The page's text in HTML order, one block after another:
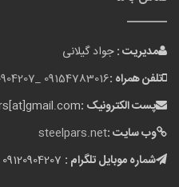
مدیریت :جواد گیلانی
تلفن همراه :09154783016 _
_
پست الکترونیک :
وب سایت :steelpars.net
شماره موبایل تلگرام :